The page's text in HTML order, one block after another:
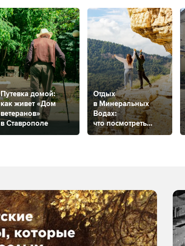
Путевка домой:
как живет «Дом
ветеранов»
в Ставрополе
Отдых
в Минеральных
Водах:
что посмотреть
в городе